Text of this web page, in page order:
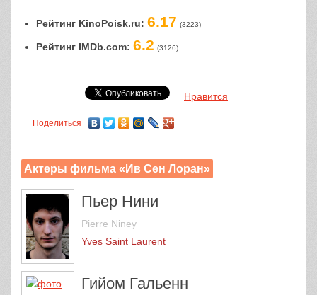
Рейтинг KinoPoisk.ru: 6.17 (3223)
Рейтинг IMDb.com: 6.2 (3126)
Нравится
Поделиться
Актеры фильма «Ив Сен Лоран»
Пьер Нини
Pierre Niney
Yves Saint Laurent
Гийом Гальенн